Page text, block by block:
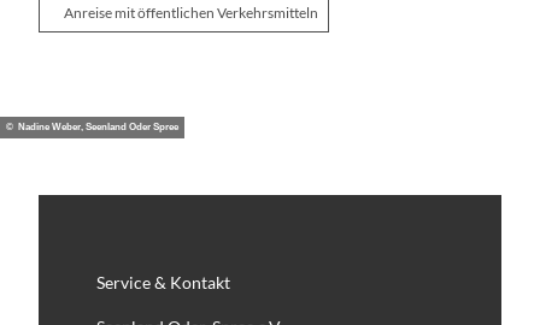
Anreise mit öffentlichen Verkehrsmitteln
© Nadine Weber, Seenland Oder Spree
Service & Kontakt